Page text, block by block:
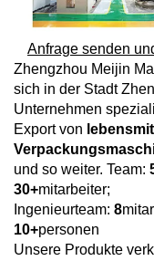
Anfrage senden
Zhengzhou Meijin
sich in der Stadt
Unternehmen
Export von
und so weiter. Team:
30+mitarbeiter;
Ingenieurteam: 8
10+personen
Unsere Produkte